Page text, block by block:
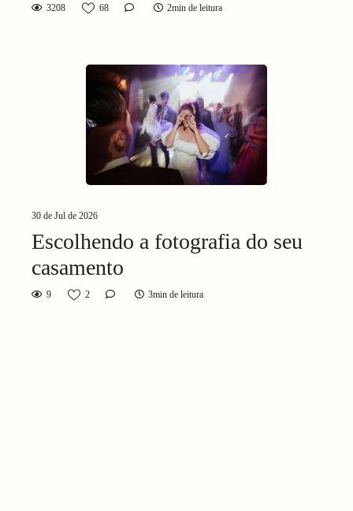
3208 68 2min de leitura
30 de Jul de 2026
Escolhendo a fotografia do seu
casamento
9 2 3min de leitura